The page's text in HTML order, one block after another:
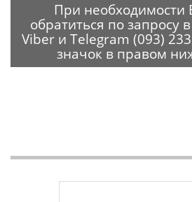
При необходимости
обратиться по запросу
Viber и Telegram (093)
значок в правом